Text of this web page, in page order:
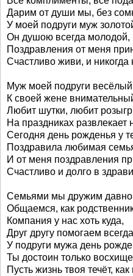
Дарим от души мы, без
У моей подруги муж
Он душою всегда молодой,
Поздравления от меня
Счастливо живи, и никогда
Муж моей подруги
К своей жене
Любит шутки, любит
На праздниках развлекает
Сегодня день рожденья у
Поздравила любимая
И от меня поздравления
Счастливо и долго в
Семьями мы дружим
Общаемся, как
Компания у нас хоть куда,
Друг другу помогаем
У подруги мужа день
Ты достоин только
Пусть жизнь твоя течёт,